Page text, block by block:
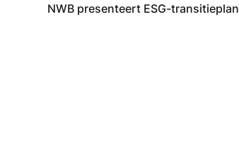
NWB presenteert ESG-transitieplan